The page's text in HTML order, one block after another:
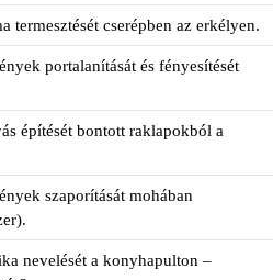
termesztését cserépben az erkélyen.
portalanítását és fényesítését
építését bontott raklapokból a
szaporítását mohában
nevelését a konyhapulton –